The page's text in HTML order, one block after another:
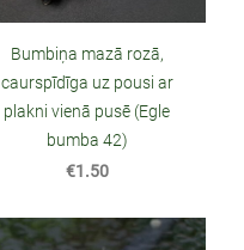
Bumbiņa mazā rozā,
caurspīdīga uz pousi ar
plakni vienā pusē (Egle
bumba 42)
€1.50